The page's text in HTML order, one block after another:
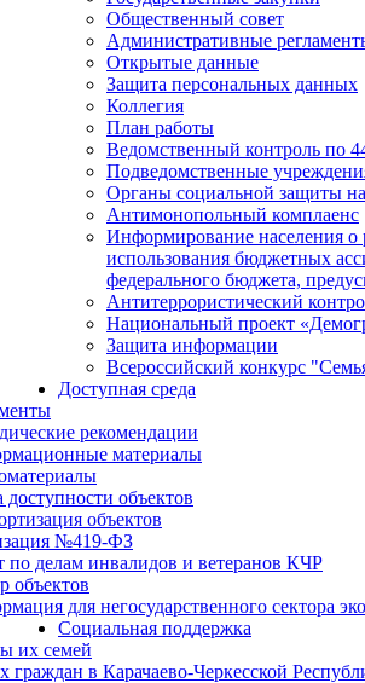
Общественный совет
Административные
Открытые данные
Защита персональных данных
Коллегия
План работы
Ведомственный контроль по
Подведомственные
Органы социальной защиты
Антимонопольный комплаенс
Информирование населения о
использования бюджетных
федерального бюджета,
Антитеррористический
Национальный проект
Защита информации
Всероссийский конкурс
Доступная среда
рекомендации
материалы
доступности объектов
объектов
№419-ФЗ
по делам инвалидов и ветеранов КЧР
объектов
для негосударственного сектора
Социальная поддержка
их семей
в Карачаево-Черкесской